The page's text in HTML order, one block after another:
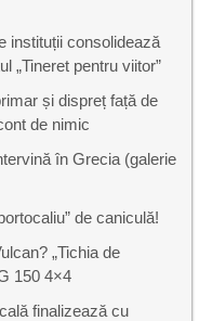
instituții consolidează
„Tineret pentru viitor”
și dispreț față de
de nimic
în Grecia (galerie
de caniculă!
„Tichia de
150 4×4
finalizează cu